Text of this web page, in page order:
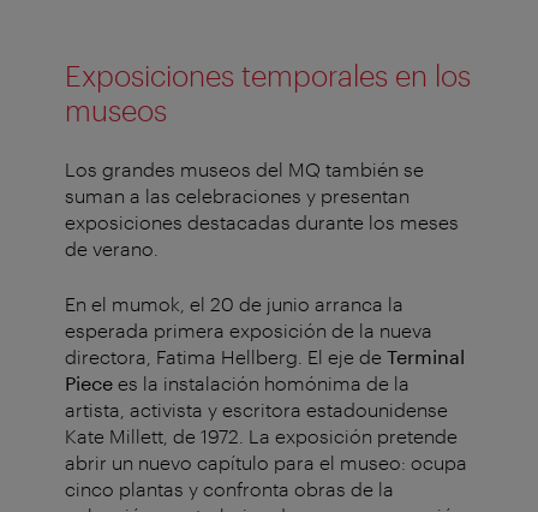
Exposiciones temporales en los
museos
Los grandes museos del MQ también se
suman a las celebraciones y presentan
exposiciones destacadas durante los meses
de verano.
En el mumok, el 20 de junio arranca la
esperada primera exposición de la nueva
directora, Fatima Hellberg. El eje de Terminal
Piece es la instalación homónima de la
artista, activista y escritora estadounidense
Kate Millett, de 1972. La exposición pretende
abrir un nuevo capítulo para el museo: ocupa
cinco plantas y confronta obras de la